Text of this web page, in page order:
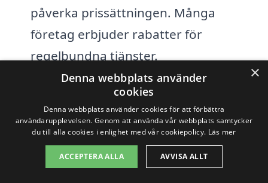
påverka prissättningen. Många
företag erbjuder rabatter för
regelbundna tjänster.
Tjänstens omfattning:Eventuella
tilläggstjänster, som bortforsling av
snö eller behandlingsmedel för is, kan
också påverka den totala kostnaden.
×
Denna webbplats använder
cookies
Denna webbplats använder cookies för att förbättra
användarupplevelsen. Genom att använda vår webbplats samtycker
du till alla cookies i enlighet med vår cookiepolicy. Läs mer
ACCEPTERA ALLA AVVISA ALLT